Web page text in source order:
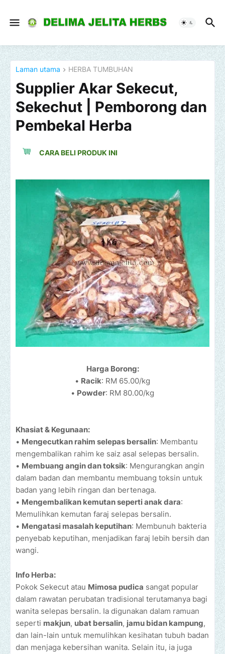
Laman utama HERBA TUMBUHAN
Supplier Akar Sekecut,
Sekechut | Pemborong dan
Pembekal Herba
CARA BELI PRODUK INI
Harga Borong:
• Racik: RM 65.00/kg
• Powder: RM 80.00/kg
Khasiat & Kegunaan:
• Mengecutkan rahim selepas bersalin: Membantu
mengembalikan rahim ke saiz asal selepas bersalin.
• Membuang angin dan toksik: Mengurangkan angin
dalam badan dan membantu membuang toksin untuk
badan yang lebih ringan dan bertenaga.
• Mengembalikan kemutan seperti anak dara:
Memulihkan kemutan faraj selepas bersalin.
• Mengatasi masalah keputihan: Membunuh bakteria
penyebab keputihan, menjadikan faraj lebih bersih dan
wangi.
Info Herba:
Pokok Sekecut atau Mimosa pudica sangat popular
dalam rawatan perubatan tradisional terutamanya bagi
wanita selepas bersalin. Ia digunakan dalam ramuan
seperti makjun, ubat bersalin, jamu bidan kampung,
dan lain-lain untuk memulihkan kesihatan tubuh badan
dan menjaga kebersihan wanita. Selain itu, ia juga